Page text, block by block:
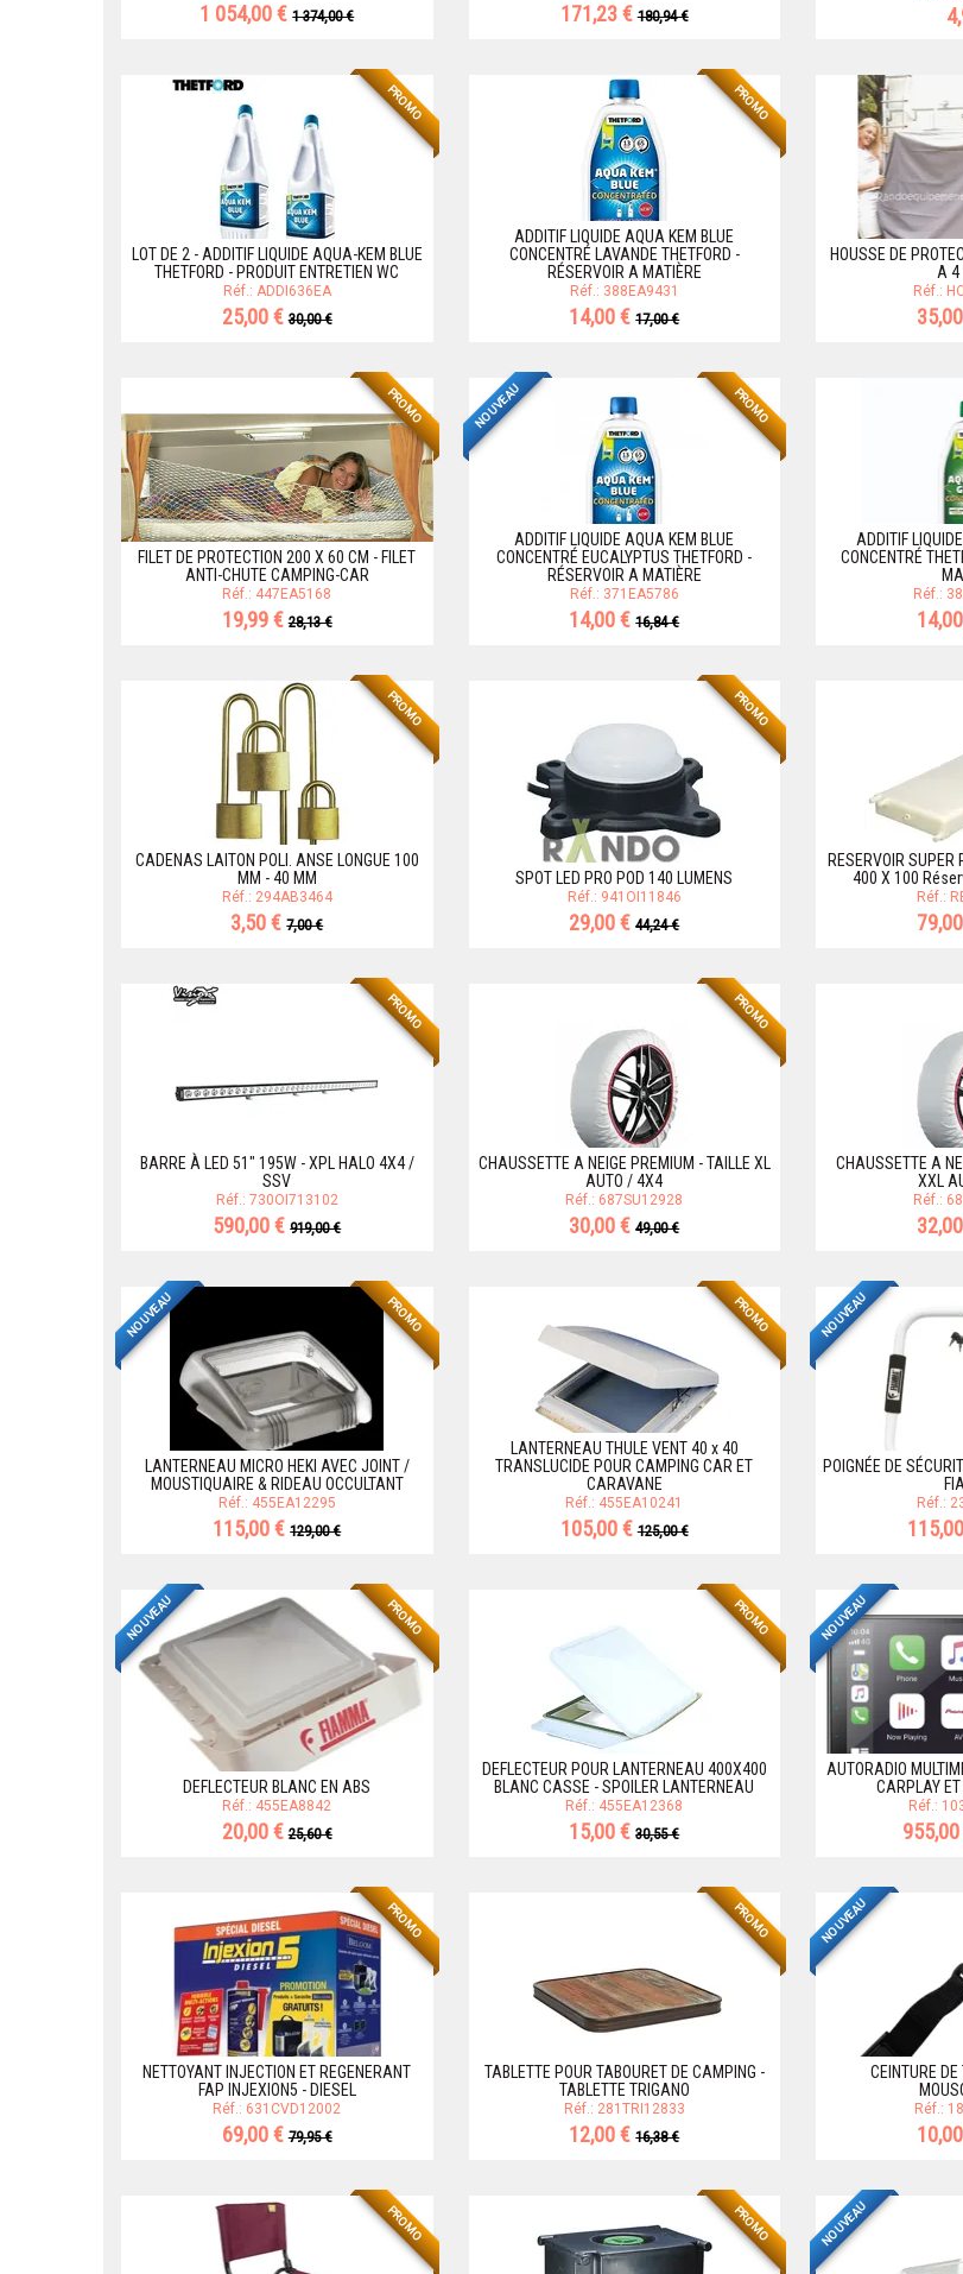
1 054,00 €1 374,00 € 171,23 €180,94 €
PROMO
LOT DE 2 - ADDITIF LIQUIDE AQUA-KEM BLUE
THETFORD - PRODUIT ENTRETIEN WC
Réf.: ADDI636EA
25,00 €30,00 €
PROMO
ADDITIF LIQUIDE AQUA KEM BLUE
CONCENTRÉ LAVANDE THETFORD -
RÉSERVOIR A MATIÈRE
Réf.: 388EA9431
14,00 €17,00 €
HOUSSE DE
A 4
Réf.:
PROMO
FILET DE PROTECTION 200 X 60 CM - FILET
ANTI-CHUTE CAMPING-CAR
Réf.: 447EA5168
19,99 €28,13 €
PROMO
NOUVEAU
ADDITIF LIQUIDE AQUA KEM BLUE
CONCENTRÉ EUCALYPTUS THETFORD -
RÉSERVOIR A MATIÈRE
Réf.: 371EA5786
14,00 €16,84 €
ADDITIF
CONCENTRÉ
Réf.:
PROMO
CADENAS LAITON POLI. ANSE LONGUE 100
MM - 40 MM
Réf.: 294AB3464
3,50 €7,00 €
PROMO
SPOT LED PRO POD 140 LUMENS
Réf.: 941OI11846
29,00 €44,24 €
RESERVOIR
400 X 100
Réf.:
PROMO
BARRE À LED 51" 195W - XPL HALO 4X4 /
SSV
Réf.: 730OI713102
590,00 €919,00 €
PROMO
CHAUSSETTE A NEIGE PREMIUM - TAILLE XL
AUTO / 4X4
Réf.: 687SU12928
30,00 €49,00 €
CHAUSSETTE A
XXL
Réf.:
PROMO
NOUVEAU
LANTERNEAU MICRO HEKI AVEC JOINT /
MOUSTIQUAIRE & RIDEAU OCCULTANT
Réf.: 455EA12295
115,00 €129,00 €
PROMO
LANTERNEAU THULE VENT 40 x 40
TRANSLUCIDE POUR CAMPING CAR ET
CARAVANE
Réf.: 455EA10241
105,00 €125,00 €
NOUVEAU
POIGNÉE DE
Réf.:
PROMO
NOUVEAU
DEFLECTEUR BLANC EN ABS
Réf.: 455EA8842
20,00 €25,60 €
PROMO
DEFLECTEUR POUR LANTERNEAU 400X400
BLANC CASSE - SPOILER LANTERNEAU
Réf.: 455EA12368
15,00 €30,55 €
NOUVEAU
AUTORADIO
CARPLAY
Réf.:
PROMO
NETTOYANT INJECTION ET REGENERANT
FAP INJEXION5 - DIESEL
Réf.: 631CVD12002
69,00 €79,95 €
PROMO
TABLETTE POUR TABOURET DE CAMPING -
TABLETTE TRIGANO
Réf.: 281TRI12833
12,00 €16,38 €
NOUVEAU
CEINTURE
Réf.:
PROMO PROMO NOUVEAU